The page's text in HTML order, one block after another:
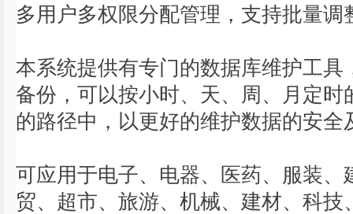
多用户多权限分配管理，支持批量调
本系统提供有专门的数据库维护工
备份，可以按小时、天、周、月定
的路径中，以更好的维护数据的安全
可应用于电子、电器、医药、服装、
贸、超市、旅游、机械、建材、科